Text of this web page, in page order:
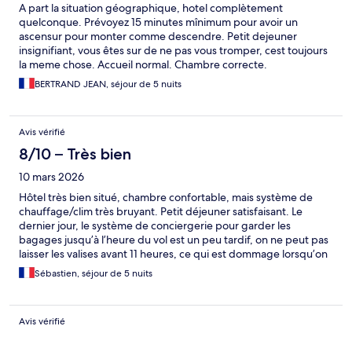
A part la situation géographique, hotel complètement
quelconque. Prévoyez 15 minutes mînimum pour avoir un
ascensur pour monter comme descendre. Petit dejeuner
insignifiant, vous êtes sur de ne pas vous tromper, cest toujours
la meme chose. Accueil normal. Chambre correcte.
BERTRAND JEAN, séjour de 5 nuits
Avis vérifié
8/10 – Très bien
10 mars 2026
Hôtel très bien situé, chambre confortable, mais système de
chauffage/clim très bruyant. Petit déjeuner satisfaisant. Le
dernier jour, le système de conciergerie pour garder les
bagages jusqu’à l’heure du vol est un peu tardif, on ne peut pas
laisser les valises avant 11 heures, ce qui est dommage lorsqu’on
a plus que quelques heures pour profiter de la ville.
Sébastien, séjour de 5 nuits
Avis vérifié